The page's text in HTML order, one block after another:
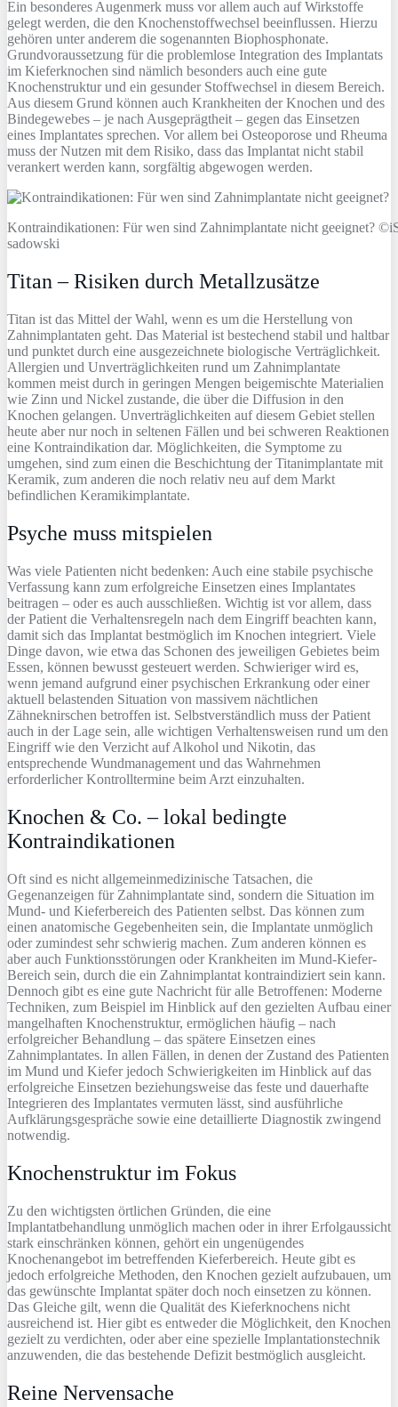
Ein besonderes Augenmerk muss vor allem auch auf Wirkstoffe
gelegt werden, die den Knochenstoffwechsel beeinflussen. Hierzu
gehören unter anderem die sogenannten Biophosphonate.
Grundvoraussetzung für die problemlose Integration des Implantats
im Kieferknochen sind nämlich besonders auch eine gute
Knochenstruktur und ein gesunder Stoffwechsel in diesem Bereich.
Aus diesem Grund können auch Krankheiten der Knochen und des
Bindegewebes – je nach Ausgeprägtheit – gegen das Einsetzen
eines Implantates sprechen. Vor allem bei Osteoporose und Rheuma
muss der Nutzen mit dem Risiko, dass das Implantat nicht stabil
verankert werden kann, sorgfältig abgewogen werden.
Kontraindikationen: Für wen sind Zahnimplantate nicht geeignet?
sadowski
Titan – Risiken durch Metallzusätze
Titan ist das Mittel der Wahl, wenn es um die Herstellung von
Zahnimplantaten geht. Das Material ist bestechend stabil und haltbar
und punktet durch eine ausgezeichnete biologische Verträglichkeit.
Allergien und Unverträglichkeiten rund um Zahnimplantate
kommen meist durch in geringen Mengen beigemischte Materialien
wie Zinn und Nickel zustande, die über die Diffusion in den
Knochen gelangen. Unverträglichkeiten auf diesem Gebiet stellen
heute aber nur noch in seltenen Fällen und bei schweren Reaktionen
eine Kontraindikation dar. Möglichkeiten, die Symptome zu
umgehen, sind zum einen die Beschichtung der Titanimplantate mit
Keramik, zum anderen die noch relativ neu auf dem Markt
befindlichen Keramikimplantate.
Psyche muss mitspielen
Was viele Patienten nicht bedenken: Auch eine stabile psychische
Verfassung kann zum erfolgreiche Einsetzen eines Implantates
beitragen – oder es auch ausschließen. Wichtig ist vor allem, dass
der Patient die Verhaltensregeln nach dem Eingriff beachten kann,
damit sich das Implantat bestmöglich im Knochen integriert. Viele
Dinge davon, wie etwa das Schonen des jeweiligen Gebietes beim
Essen, können bewusst gesteuert werden. Schwieriger wird es,
wenn jemand aufgrund einer psychischen Erkrankung oder einer
aktuell belastenden Situation von massivem nächtlichen
Zähneknirschen betroffen ist. Selbstverständlich muss der Patient
auch in der Lage sein, alle wichtigen Verhaltensweisen rund um den
Eingriff wie den Verzicht auf Alkohol und Nikotin, das
entsprechende Wundmanagement und das Wahrnehmen
erforderlicher Kontrolltermine beim Arzt einzuhalten.
Knochen & Co. – lokal bedingte
Kontraindikationen
Oft sind es nicht allgemeinmedizinische Tatsachen, die
Gegenanzeigen für Zahnimplantate sind, sondern die Situation im
Mund- und Kieferbereich des Patienten selbst. Das können zum
einen anatomische Gegebenheiten sein, die Implantate unmöglich
oder zumindest sehr schwierig machen. Zum anderen können es
aber auch Funktionsstörungen oder Krankheiten im Mund-Kiefer-
Bereich sein, durch die ein Zahnimplantat kontraindiziert sein kann.
Dennoch gibt es eine gute Nachricht für alle Betroffenen: Moderne
Techniken, zum Beispiel im Hinblick auf den gezielten Aufbau einer
mangelhaften Knochenstruktur, ermöglichen häufig – nach
erfolgreicher Behandlung – das spätere Einsetzen eines
Zahnimplantates. In allen Fällen, in denen der Zustand des Patienten
im Mund und Kiefer jedoch Schwierigkeiten im Hinblick auf das
erfolgreiche Einsetzen beziehungsweise das feste und dauerhafte
Integrieren des Implantates vermuten lässt, sind ausführliche
Aufklärungsgespräche sowie eine detaillierte Diagnostik zwingend
notwendig.
Knochenstruktur im Fokus
Zu den wichtigsten örtlichen Gründen, die eine
Implantatbehandlung unmöglich machen oder in ihrer Erfolgaussicht
stark einschränken können, gehört ein ungenügendes
Knochenangebot im betreffenden Kieferbereich. Heute gibt es
jedoch erfolgreiche Methoden, den Knochen gezielt aufzubauen, um
das gewünschte Implantat später doch noch einsetzen zu können.
Das Gleiche gilt, wenn die Qualität des Kieferknochens nicht
ausreichend ist. Hier gibt es entweder die Möglichkeit, den Knochen
gezielt zu verdichten, oder aber eine spezielle Implantationstechnik
anzuwenden, die das bestehende Defizit bestmöglich ausgleicht.
Reine Nervensache